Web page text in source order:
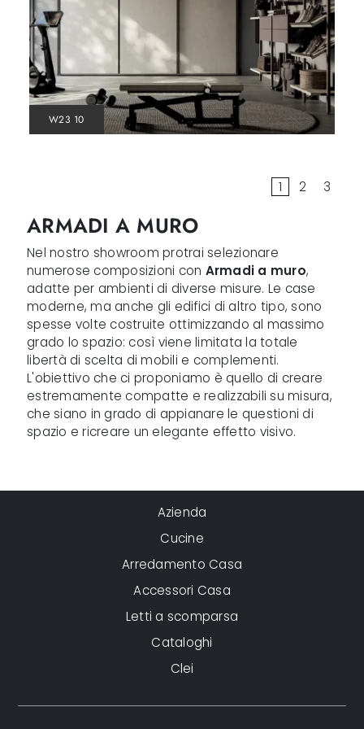
W23 10
1 2 3
ARMADI A MURO
Nel nostro showroom protrai selezionare
numerose composizioni con Armadi a muro,
adatte per ambienti di diverse misure. Le case
moderne, ma anche gli edifici di altro tipo, sono
spesse volte costruite ottimizzando al massimo
grado lo spazio: così viene limitata la totale
libertà di scelta di mobili e complementi.
L'obiettivo che ci proponiamo è quello di creare
estremamente compatte e realizzabili su misura,
che siano in grado di appianare le questioni di
spazio e ricreare un elegante effetto visivo.
Azienda
Cucine
Arredamento Casa
Accessori Casa
Letti a scomparsa
Cataloghi
Clei